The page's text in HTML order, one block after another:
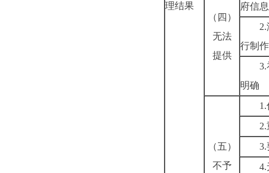
理结果
（四）
无法
提供
府信息
2.
行制作
3.
明确
（五）
不予
1.
2.
3.
4.